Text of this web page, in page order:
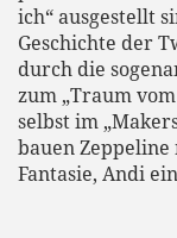
ich“ ausgestellt
Geschichte der
durch die
zum „Traum
selbst im
bauen
Fantasie, Andi